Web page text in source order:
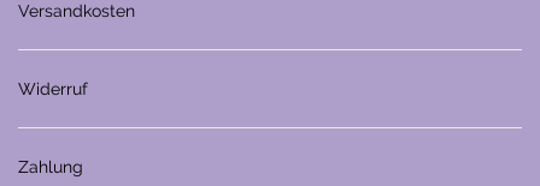
Versandkosten
Widerruf
Zahlung